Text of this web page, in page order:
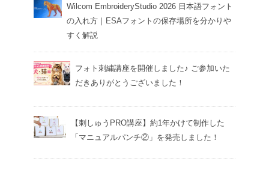
Wilcom EmbroideryStudio 2026 日本語フォント
の入れ方｜ESAフォントの保存場所を分かりや
すく解説
フォト刺繍講座を開催しました♪ ご参加いた
だきありがとうございました！
【刺しゅうPRO講座】約1年かけて制作した
「マニュアルパンチ②」を発売しました！